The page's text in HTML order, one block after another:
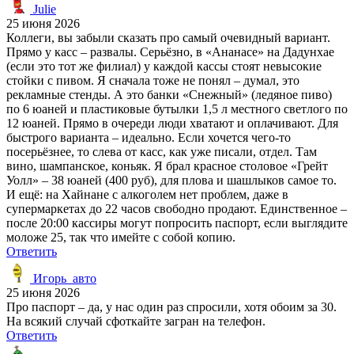
Julie
25 июня 2026
Коллеги, вы забыли сказать про самый очевидный вариант.
Прямо у касс – развалы. Серьёзно, в «Ананасе» на Дадунхае
(если это тот же филиал) у каждой кассы стоят невысокие
стойки с пивом. Я сначала тоже не понял – думал, это
рекламные стенды. А это банки «Снежный» (ледяное пиво)
по 6 юаней и пластиковые бутылки 1,5 л местного светлого по
12 юаней. Прямо в очереди люди хватают и оплачивают. Для
быстрого варианта – идеально. Если хочется чего-то
посерьёзнее, то слева от касс, как уже писали, отдел. Там
вино, шампанское, коньяк. Я брал красное столовое «Грейт
Уолл» – 38 юаней (400 руб), для плова и шашлыков самое то.
И ещё: на Хайнане с алкоголем нет проблем, даже в
супермаркетах до 22 часов свободно продают. Единственное –
после 20:00 кассиры могут попросить паспорт, если выглядите
моложе 25, так что имейте с собой копию.
Ответить
Игорь_авто
25 июня 2026
Про паспорт – да, у нас один раз спросили, хотя обоим за 30.
На всякий случай сфоткайте загран на телефон.
Ответить